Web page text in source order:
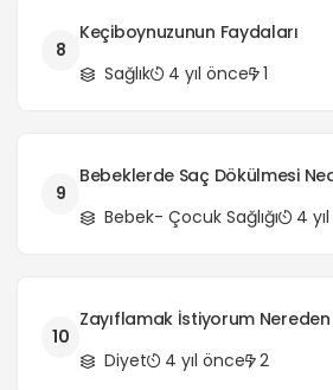
8
Keçiboynuzunun Faydaları
Sağlık
4 yıl önce 1
9
Bebeklerde Saç Dökülmesi
Bebek- Çocuk Sağlığı
4
10
Zayıflamak İstiyorum Nereden
Diyet
4 yıl önce 2